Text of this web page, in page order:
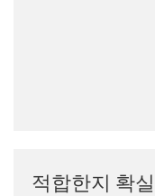
적합한지 확